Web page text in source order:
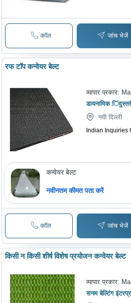
कॉल जांच भेजें
रफ टॉप कन्वेयर बेल्ट
व्यापार प्रकार:
डायनामिक
नयी दिल्ली
Indian Inquiries
कन्वेयर बेल्ट
नवीनतम कीमत पता करें
कॉल जांच भेजें
किसी न किसी शीर्ष विशेष प्रयोजन कन्वेयर बेल्ट
व्यापार प्रकार:
सनम बेल्टिंग